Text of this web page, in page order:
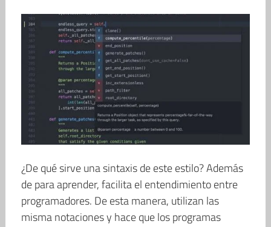
¿De qué sirve una sintaxis de este estilo? Además
de para aprender, facilita el entendimiento entre
programadores. De esta manera, utilizan las
misma notaciones y hace que los programas